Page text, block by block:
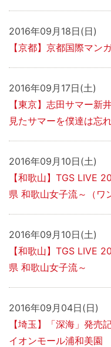
2016年09月18日(日)
【京都】京都国際マン
2016年09月17日(土)
【東京】志田サマー新
見たサマーを僕達は忘
2016年09月10日(土)
【和歌山】TGS LIVE
県 和歌山女子流～（ワ
2016年09月10日(土)
【和歌山】TGS LIVE
県 和歌山女子流～
2016年09月04日(日)
【埼玉】「深海」発売
イオンモール浦和美園